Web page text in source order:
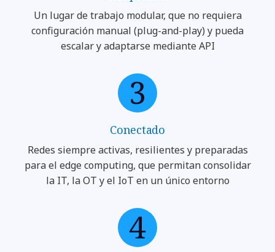
Un lugar de trabajo modular, que no requiera
configuración manual (plug-and-play) y pueda
escalar y adaptarse mediante API
Conectado
Redes siempre activas, resilientes y preparadas
para el edge computing, que permitan consolidar
la IT, la OT y el IoT en un único entorno